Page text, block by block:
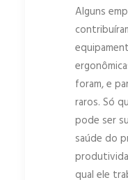
Alguns
foram, e
raros. Só
pode ser
saúde do
qual ele